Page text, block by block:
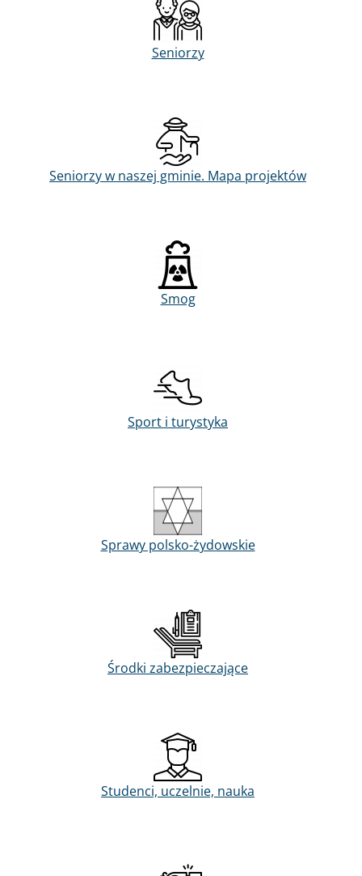
Seniorzy
Seniorzy w naszej gminie. Mapa projektów
Smog
Sport i turystyka
Sprawy polsko-żydowskie
Środki zabezpieczające
Studenci, uczelnie, nauka